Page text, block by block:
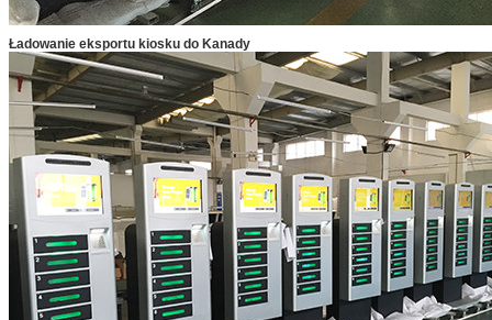
Ładowanie eksportu kiosku do Kanady